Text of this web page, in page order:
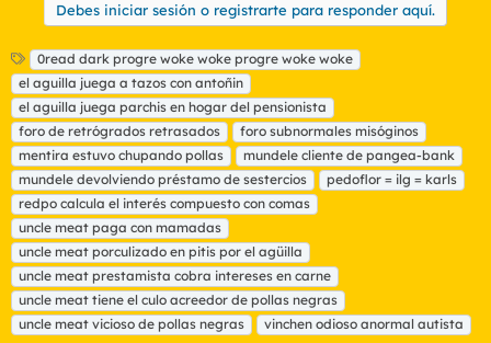
Debes iniciar sesión o registrarte para responder aquí.
E
t
i
q
u
e
t
a
s
0read dark progre woke woke progre woke woke
el aguilla juega a tazos con antoñin
el aguilla juega parchis en hogar del pensionista
foro de retrógrados retrasados
foro subnormales misóginos
mentira estuvo chupando pollas
mundele cliente de pangea-bank
mundele devolviendo préstamo de sestercios
pedoflor = ilg = karls
redpo calcula el interés compuesto con comas
uncle meat paga con mamadas
uncle meat porculizado en pitis por el agüilla
uncle meat prestamista cobra intereses en carne
uncle meat tiene el culo acreedor de pollas negras
uncle meat vicioso de pollas negras
vinchen odioso anormal autista